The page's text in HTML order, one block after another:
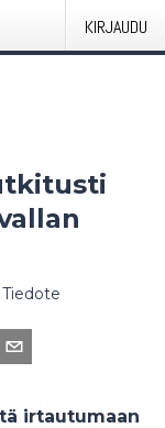
KIRJAUDU
Tiedote
irtautumaan